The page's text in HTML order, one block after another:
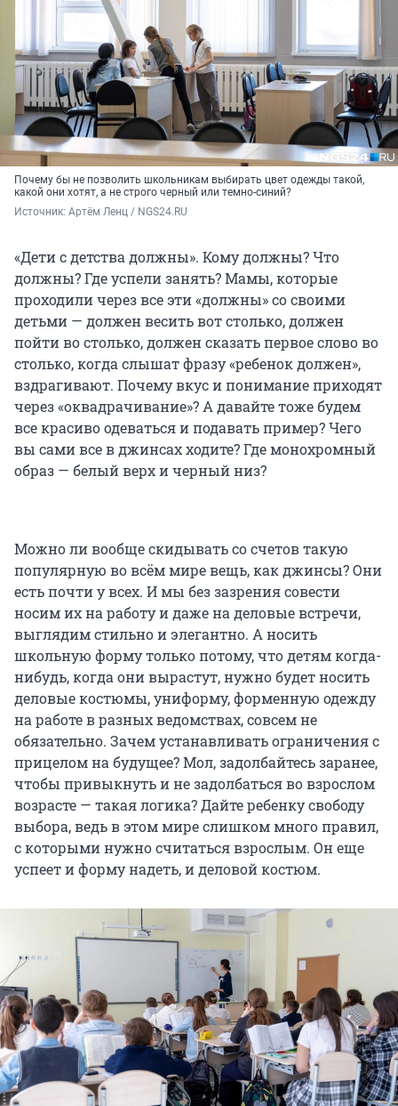
Почему бы не позволить школьникам выбирать цвет одежды такой,
какой они хотят, а не строго черный или темно-синий?
Источник: Артём Ленц / NGS24.RU
«Дети с детства должны». Кому должны? Что
должны? Где успели занять? Мамы, которые
проходили через все эти «должны» со своими
детьми — должен весить вот столько, должен
пойти во столько, должен сказать первое слово во
столько, когда слышат фразу «ребенок должен»,
вздрагивают. Почему вкус и понимание приходят
через «оквадрачивание»? А давайте тоже будем
все красиво одеваться и подавать пример? Чего
вы сами все в джинсах ходите? Где монохромный
образ — белый верх и черный низ?
Можно ли вообще скидывать со счетов такую
популярную во всём мире вещь, как джинсы? Они
есть почти у всех. И мы без зазрения совести
носим их на работу и даже на деловые встречи,
выглядим стильно и элегантно. А носить
школьную форму только потому, что детям когда-
нибудь, когда они вырастут, нужно будет носить
деловые костюмы, униформу, форменную одежду
на работе в разных ведомствах, совсем не
обязательно. Зачем устанавливать ограничения с
прицелом на будущее? Мол, задолбайтесь заранее,
чтобы привыкнуть и не задолбаться во взрослом
возрасте — такая логика? Дайте ребенку свободу
выбора, ведь в этом мире слишком много правил,
с которыми нужно считаться взрослым. Он еще
успеет и форму надеть, и деловой костюм.